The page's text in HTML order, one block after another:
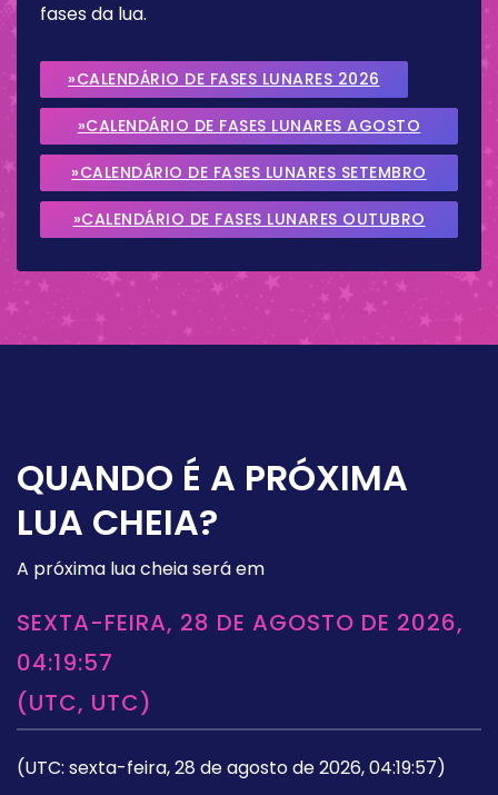
fases da lua.
»CALENDÁRIO DE FASES LUNARES 2026
»CALENDÁRIO DE FASES LUNARES AGOSTO
2026
»CALENDÁRIO DE FASES LUNARES SETEMBRO
2026
»CALENDÁRIO DE FASES LUNARES OUTUBRO
QUANDO É A PRÓXIMA
LUA CHEIA?
A próxima lua cheia será em
SEXTA-FEIRA, 28 DE AGOSTO DE 2026,
04:19:57
(UTC, UTC)
(UTC: sexta-feira, 28 de agosto de 2026, 04:19:57)